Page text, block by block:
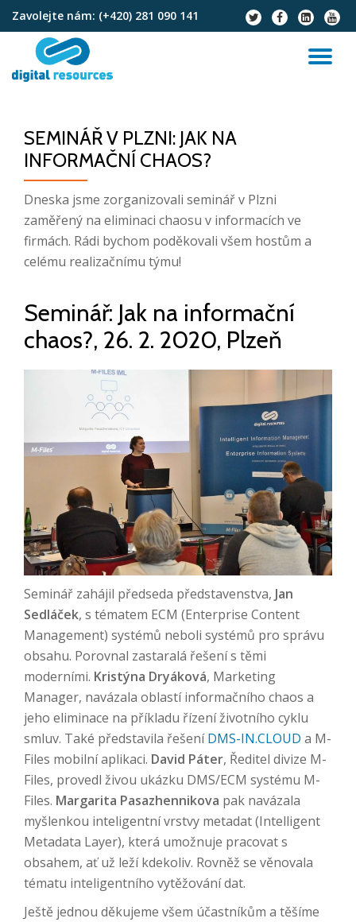
Přeskočit
obsah
Zavolejte nám: (+420) 281 090 141
fa-
twitter
fa-
facebook
fa-
linkedin-
square
fa-
SEMINÁŘ V PLZNI: JAK NA
INFORMAČNÍ CHAOS?
Dneska jsme zorganizovali seminář v Plzni
zaměřený na eliminaci chaosu v informacích ve
firmách. Rádi bychom poděkovali všem hostům a
celému realizačnímu týmu!
Seminář: Jak na informační
chaos?, 26. 2. 2020, Plzeň
Seminář zahájil předseda představenstva, Jan
Sedláček, s tématem ECM (Enterprise Content
Management) systémů neboli systémů pro správu
obsahu. Porovnal zastaralá řešení s těmi
moderními. Kristýna Dryáková, Marketing
Manager, navázala oblastí informačního chaos a
jeho eliminace na příkladu řízení životního cyklu
smluv. Také představila řešeníDMS-IN.CLOUD a M-
Files mobilní aplikaci. David Páter, Ředitel divize M-
Files, provedl živou ukázku DMS/ECM systému M-
Files. Margarita Pasazhennikova pak navázala
myšlenkou inteligentní vrstvy metadat (Intelligent
Metadata Layer), která umožnuje pracovat s
obsahem, ať už leží kdekoliv. Rovněž se věnovala
tématu inteligentního vytěžování dat.
Ještě jednou děkujeme všem účastníkům a těšíme